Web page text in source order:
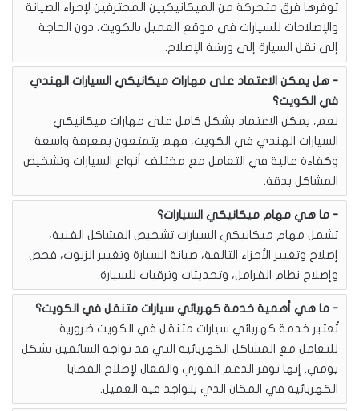
توفرها فرق متحركة من الميكانيكيين المحترفين لإجراء الصيانة
والإصلاحات للسيارات في موقع العميل بالكويت، دون الحاجة
إلى نقل السيارة إلى ورشة الإصلاح.
هل يمكن الاعتماد على مهارات ميكانيكي السيارات الهندي
في الكويت؟
نعم، يمكن الاعتماد بشكل كامل على مهارات ميكانيكي
السيارات الهندي في الكويت، فهم يتمتعون بمعرفة واسعة
وكفاءة عالية في التعامل مع مختلف أنواع السيارات وتشخيص
المشاكل بدقة.
ما هي مهام ميكانيكي السيارات؟
تشمل مهام ميكانيكي السيارات تشخيص المشاكل الفنية،
إصلاح وتغيير الأجزاء التالفة، صيانة السيارة وتغيير الزيوت، فحص
وإصلاح نظام الفرامل، وتحديثات وترقيات للسيارة.
ما هي أهمية خدمة كهربائي سيارات متنقل في الكويت؟
تُعتبر خدمة كهربائي سيارات متنقل في الكويت ضرورية
للتعامل مع المشاكل الكهربائية التي قد تواجه السائقين بشكل
يومي. إنها توفر الدعم الفوري والفعال لإصلاح القضايا
الكهربائية في المكان الذي يتواجد فيه العميل.